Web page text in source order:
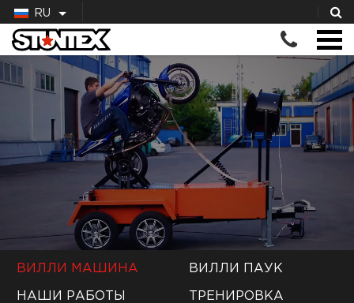
RU
ВИЛЛИ МАШИНА ВИЛЛИ ПАУК
НАШИ РАБОТЫ ТРЕНИРОВКА